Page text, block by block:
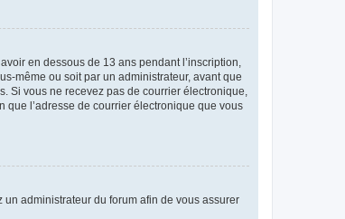
en dessous de 13 ans pendant l’inscription,
même ou soit par un administrateur, avant que
Si vous ne recevez pas de courrier électronique,
l’adresse de courrier électronique que vous
un administrateur du forum afin de vous assurer